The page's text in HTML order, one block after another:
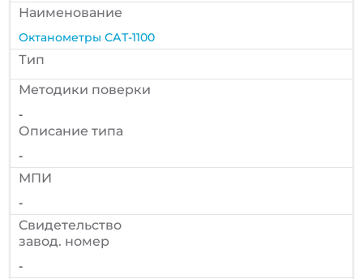
Наименование
Октанометры САТ-1100
Тип
Методики поверки
-
Описание типа
-
МПИ
-
Cвидетельство
завод. номер
-